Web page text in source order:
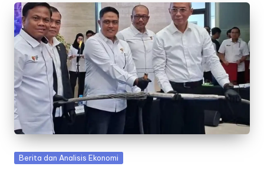
Posted
Berita dan Analisis Ekonomi